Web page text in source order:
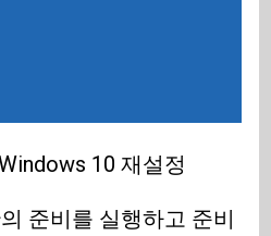
10 재설정
준비를 실행하고 준비